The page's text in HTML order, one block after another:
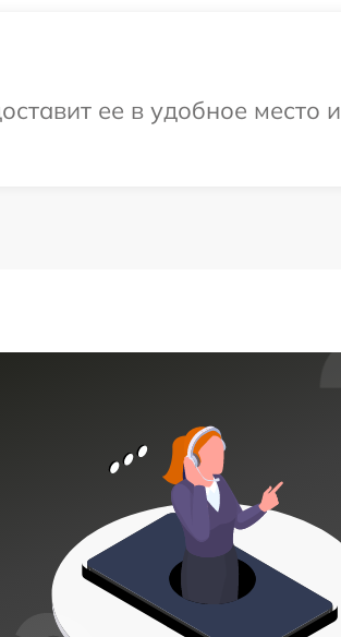
ее в удобное место и